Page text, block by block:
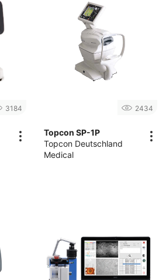
3184 2434
Topcon SP-1P
Topcon Deutschland
Medical